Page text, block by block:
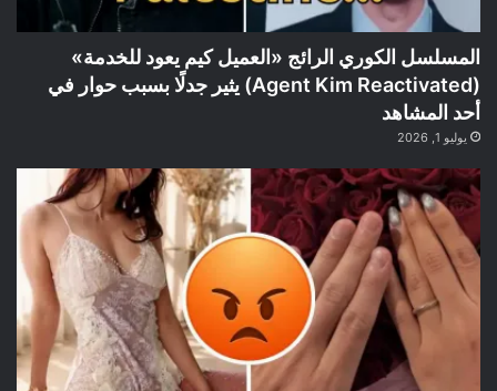
المسلسل الكوري الرائج «العميل كيم يعود للخدمة»
(Agent Kim Reactivated) يثير جدلًا بسبب حوار في
أحد المشاهد
يوليو 1, 2026